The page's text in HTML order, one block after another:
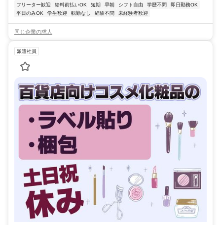
フリーター歓迎
給料前払いOK 短期 早朝 シフト自由 学歴不問
即日勤務OK
平日のみOK
学生歓迎 転勤なし 経験不問 未経験者歓迎
同じ企業の求人
派遣社員